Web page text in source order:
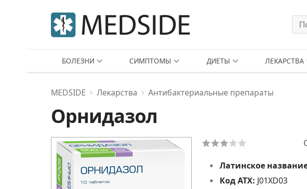
БОЛЕЗНИ СИМПТОМЫ ДИЕТЫ ЛЕКАРСТВА
MEDSIDE Лекарства Антибактериальные препараты
Орнидазол
Латинское
Код АТХ: J01XD03